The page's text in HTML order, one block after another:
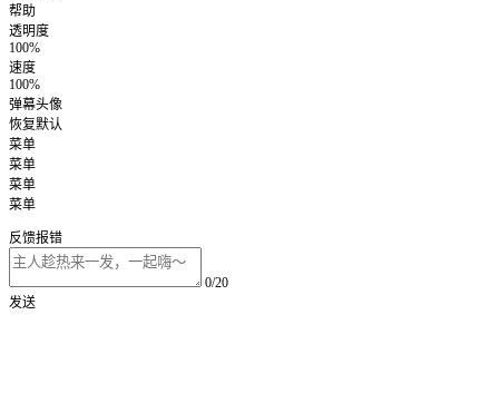
帮助
透明度
100%
速度
100%
弹幕头像
恢复默认
菜单
菜单
菜单
菜单
反馈报错
0/20
发送